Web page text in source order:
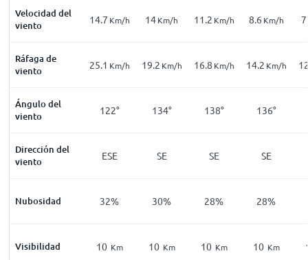
Velocidad del
viento
14.7 Km/h 14Km/h 11.2 Km/h 8.6 Km/h
Ráfaga de
viento
25.1 Km/h 19.2 Km/h 16.8 Km/h 14.2 Km/h
Ángulo del
viento
122° 134° 138° 136°
Dirección del
viento
ESE SE SE SE
Nubosidad 32% 30% 28% 28%
Visibilidad 10 Km 10 Km 10 Km 10 Km